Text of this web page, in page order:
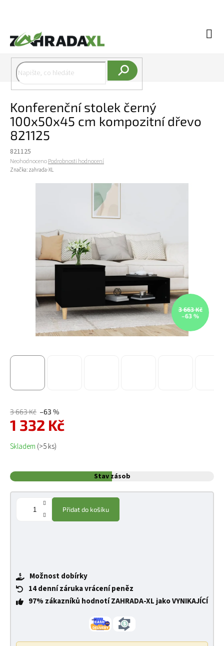
Konferenční stolek černý
100x50x45 cm kompozitní dřevo
821125
821125
Průměrné hodnocení produktu je 0,0 z 5 hvězdiček.
NeohodnocenoPodrobnosti hodnocení
Značka: zahrada-XL
3 663 Kč
–63 %
3 663 Kč –63 %
1 332 Kč
Měrná cena:
Skladem (>5 ks)
Stav zásob
Přidat do košíku
Možnost dobírky
14 denní záruka vrácení peněz
97% zákazníků hodnotí ZAHRADA-XL jako VYNIKAJÍCÍ